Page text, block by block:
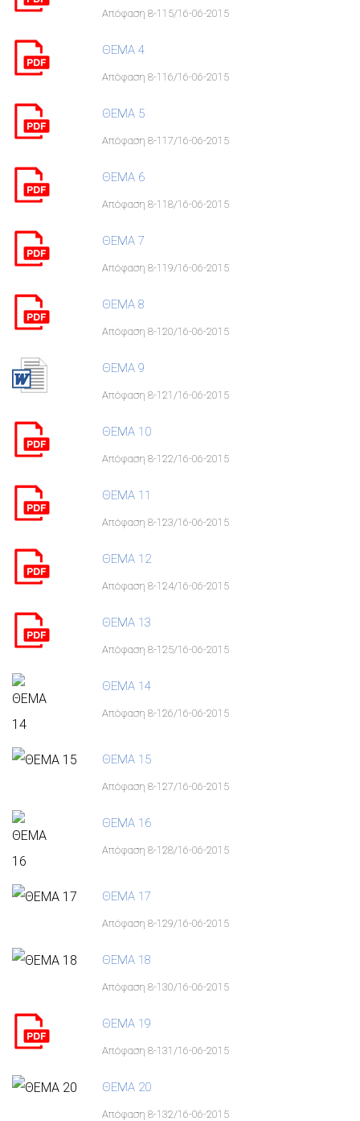
Απόφαση 8-115/16-06-2015
ΘΕΜΑ 4
Απόφαση 8-116/16-06-2015
ΘΕΜΑ 5
Απόφαση 8-117/16-06-2015
ΘΕΜΑ 6
Απόφαση 8-118/16-06-2015
ΘΕΜΑ 7
Απόφαση 8-119/16-06-2015
ΘΕΜΑ 8
Απόφαση 8-120/16-06-2015
ΘΕΜΑ 9
Απόφαση 8-121/16-06-2015
ΘΕΜΑ 10
Απόφαση 8-122/16-06-2015
ΘΕΜΑ 11
Απόφαση 8-123/16-06-2015
ΘΕΜΑ 12
Απόφαση 8-124/16-06-2015
ΘΕΜΑ 13
Απόφαση 8-125/16-06-2015
ΘΕΜΑ 14
Απόφαση 8-126/16-06-2015
ΘΕΜΑ 15
Απόφαση 8-127/16-06-2015
ΘΕΜΑ 16
Απόφαση 8-128/16-06-2015
ΘΕΜΑ 17
Απόφαση 8-129/16-06-2015
ΘΕΜΑ 18
Απόφαση 8-130/16-06-2015
ΘΕΜΑ 19
Απόφαση 8-131/16-06-2015
ΘΕΜΑ 20
Απόφαση 8-132/16-06-2015